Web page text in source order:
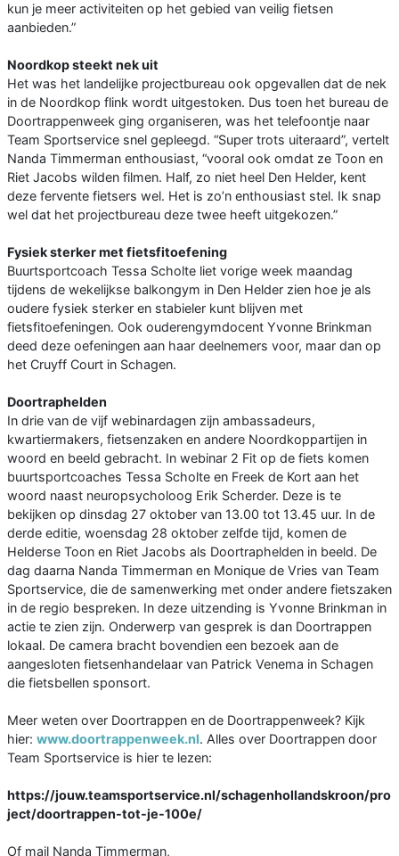
kun je meer activiteiten op het gebied van veilig fietsen
aanbieden.”
Noordkop steekt nek uit
Het was het landelijke projectbureau ook opgevallen dat de nek
in de Noordkop flink wordt uitgestoken. Dus toen het bureau de
Doortrappenweek ging organiseren, was het telefoontje naar
Team Sportservice snel gepleegd. “Super trots uiteraard”, vertelt
Nanda Timmerman enthousiast, “vooral ook omdat ze Toon en
Riet Jacobs wilden filmen. Half, zo niet heel Den Helder, kent
deze fervente fietsers wel. Het is zo’n enthousiast stel. Ik snap
wel dat het projectbureau deze twee heeft uitgekozen.”
Fysiek sterker met fietsfitoefening
Buurtsportcoach Tessa Scholte liet vorige week maandag
tijdens de wekelijkse balkongym in Den Helder zien hoe je als
oudere fysiek sterker en stabieler kunt blijven met
fietsfitoefeningen. Ook ouderengymdocent Yvonne Brinkman
deed deze oefeningen aan haar deelnemers voor, maar dan op
het Cruyff Court in Schagen.
Doortraphelden
In drie van de vijf webinardagen zijn ambassadeurs,
kwartiermakers, fietsenzaken en andere Noordkoppartijen in
woord en beeld gebracht. In webinar 2 Fit op de fiets komen
buurtsportcoaches Tessa Scholte en Freek de Kort aan het
woord naast neuropsycholoog Erik Scherder. Deze is te
bekijken op dinsdag 27 oktober van 13.00 tot 13.45 uur. In de
derde editie, woensdag 28 oktober zelfde tijd, komen de
Helderse Toon en Riet Jacobs als Doortraphelden in beeld. De
dag daarna Nanda Timmerman en Monique de Vries van Team
Sportservice, die de samenwerking met onder andere fietszaken
in de regio bespreken. In deze uitzending is Yvonne Brinkman in
actie te zien zijn. Onderwerp van gesprek is dan Doortrappen
lokaal. De camera bracht bovendien een bezoek aan de
aangesloten fietsenhandelaar van Patrick Venema in Schagen
die fietsbellen sponsort.
Meer weten over Doortrappen en de Doortrappenweek? Kijk
hier: www.doortrappenweek.nl. Alles over Doortrappen door
Team Sportservice is hier te lezen:
https://jouw.teamsportservice.nl/schagenhollandskroon/pro
ject/doortrappen-tot-je-100e/
Of mail Nanda Timmerman,